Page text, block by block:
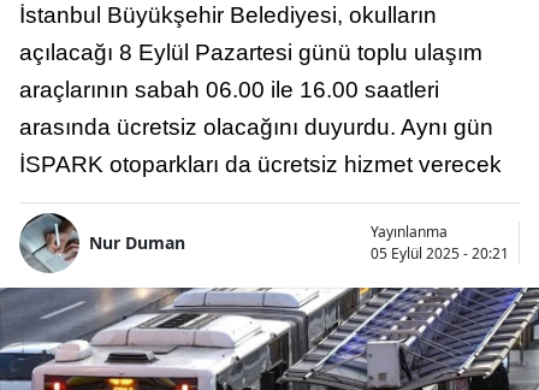
İstanbul Büyükşehir Belediyesi, okulların
açılacağı 8 Eylül Pazartesi günü toplu ulaşım
araçlarının sabah 06.00 ile 16.00 saatleri
arasında ücretsiz olacağını duyurdu. Aynı gün
İSPARK otoparkları da ücretsiz hizmet verecek
Nur Duman
Yayınlanma
05 Eylül 2025 - 20:21